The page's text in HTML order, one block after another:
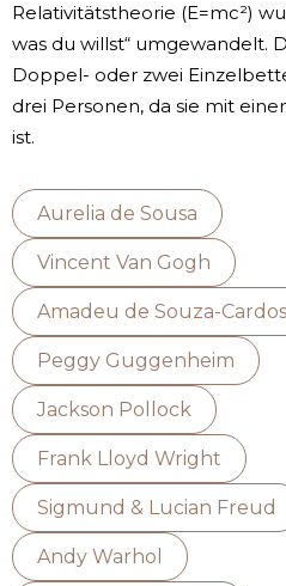
Relativitätstheorie (E=mc²)
was du willst“ umgewandelt.
Doppel- oder zwei
drei Personen, da sie mit
ist.
Aurelia de Sousa
Vincent Van Gogh
Amadeu de Souza-
Peggy Guggenheim
Jackson Pollock
Frank Lloyd Wright
Sigmund & Lucian Freud
Andy Warhol